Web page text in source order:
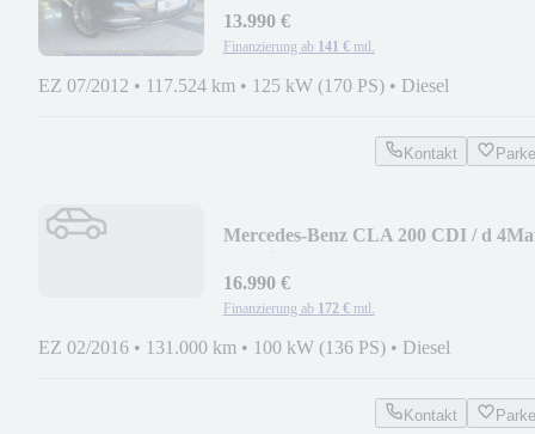
13.990 €
Finanzierung ab 141 € mtl.
EZ 07/2012 • 117.524 km • 125 kW (170 PS) • Diesel
Kontakt
Mercedes-Benz CLA 200 CDI / d
16.990 €
Finanzierung ab 172 € mtl.
EZ 02/2016 • 131.000 km • 100 kW (136 PS) • Diesel
Kontakt